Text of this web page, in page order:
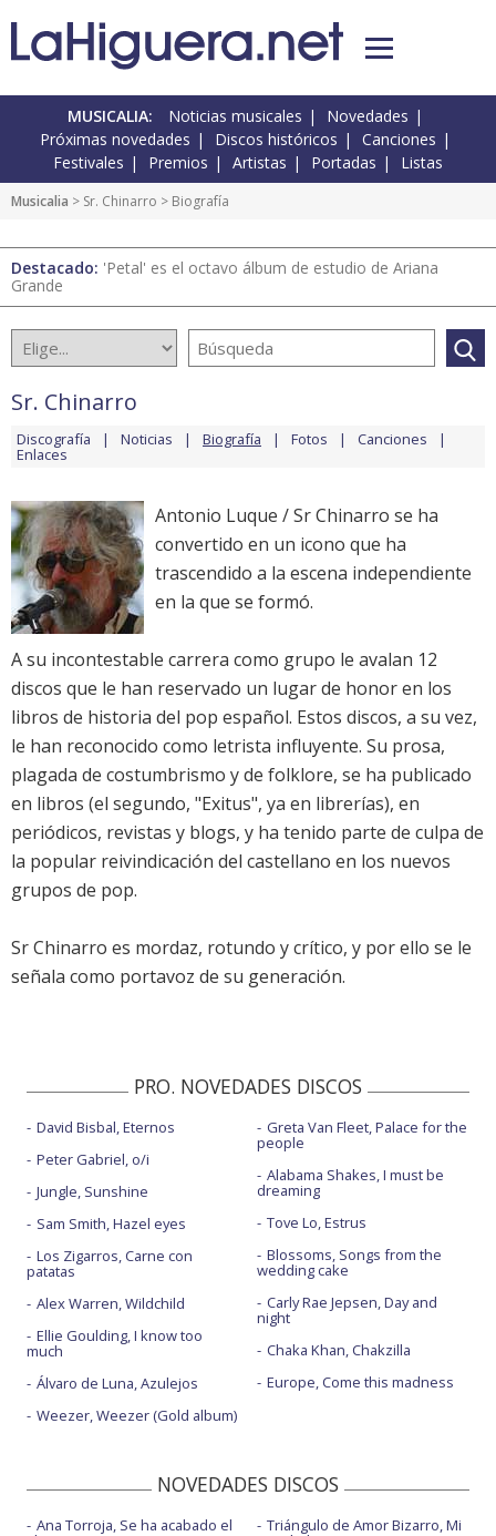
MUSICALIA: Noticias musicales
Novedades
Próximas novedades
Discos históricos
Canciones
Festivales
Premios Artistas Portadas Listas
Musicalia > Sr. Chinarro > Biografía
Destacado: 'Petal' es el octavo álbum de estudio de Ariana
Grande
Sr. Chinarro
Discografía Noticias Biografía Fotos Canciones
Enlaces
Antonio Luque / Sr Chinarro se ha
convertido en un icono que ha
trascendido a la escena independiente
en la que se formó.
A su incontestable carrera como grupo le avalan 12
discos que le han reservado un lugar de honor en los
libros de historia del pop español. Estos discos, a su vez,
le han reconocido como letrista influyente. Su prosa,
plagada de costumbrismo y de folklore, se ha publicado
en libros (el segundo, "Exitus", ya en librerías), en
periódicos, revistas y blogs, y ha tenido parte de culpa de
la popular reivindicación del castellano en los nuevos
grupos de pop.
Sr Chinarro es mordaz, rotundo y crítico, y por ello se le
señala como portavoz de su generación.
PRO. NOVEDADES DISCOS
David Bisbal, Eternos
Peter Gabriel, o/i
Jungle, Sunshine
Sam Smith, Hazel eyes
Los Zigarros, Carne con
patatas
Alex Warren, Wildchild
Ellie Goulding, I know too
much
Álvaro de Luna, Azulejos
Weezer, Weezer (Gold album)
Greta Van Fleet, Palace for the
people
Alabama Shakes, I must be
dreaming
Tove Lo, Estrus
Blossoms, Songs from the
wedding cake
Carly Rae Jepsen, Day and
night
Chaka Khan, Chakzilla
Europe, Come this madness
NOVEDADES DISCOS
Ana Torroja, Se ha acabado el Triángulo de Amor Bizarro, Mi